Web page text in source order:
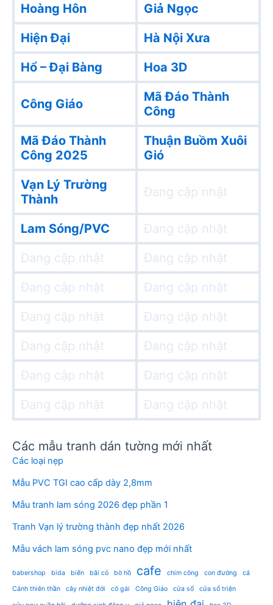
Hoàng Hôn
Giả Ngọc
Hiện Đại
Hà Nội Xưa
Hổ – Đại Bàng
Hoa 3D
Công Giáo
Mã Đáo Thành
Công
Mã Đáo Thành
Công 2025
Thuận Buồm Xuôi
Gió
Vạn Lý Trường
Thành
Đang cập nhật
Lam Sóng/PVC
Đang cập nhật
Đang cập nhật
Đang cập nhật
Đang cập nhật
Đang cập nhật
Đang cập nhật
Đang cập nhật
Đang cập nhật
Đang cập nhật
Đang cập nhật
Đang cập nhật
Đang cập nhật
Đang cập nhật
Các mẫu tranh dán tường mới nhất
Các loại nẹp
Mẫu PVC TGI cao cấp dày 2,8mm
Mẫu tranh lam sóng 2026 đẹp phần 1
Tranh Vạn lý trường thành đẹp nhất 2026
Mẫu vách lam sóng pvc nano đẹp mới nhất
babershop bida biển bãi cỏ bờ hồ cafe chim công con đường
cá
Cánh thiên thần
cây nhiệt đới cô gái Công Giáo cửa sổ cửa sổ triện